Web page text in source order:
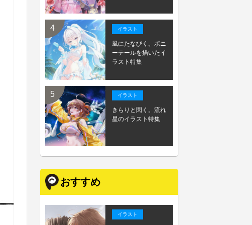
イラスト
風にたなびく。ポニ
ーテールを描いたイ
ラスト特集
イラスト
きらりと閃く。流れ
星のイラスト特集
おすすめ
イラスト